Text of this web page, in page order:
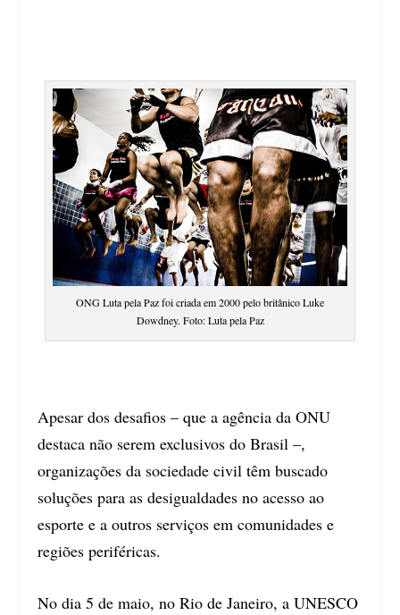
ONG Luta pela Paz foi criada em 2000 pelo britânico Luke
Dowdney. Foto: Luta pela Paz
Apesar dos desafios – que a agência da ONU
destaca não serem exclusivos do Brasil –,
organizações da sociedade civil têm buscado
soluções para as desigualdades no acesso ao
esporte e a outros serviços em comunidades e
regiões periféricas.
No dia 5 de maio, no Rio de Janeiro, a UNESCO